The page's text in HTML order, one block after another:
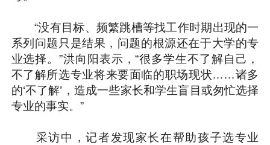
“没有目标、频繁跳槽等找工作时期出现的一
系列问题只是结果，问题的根源还在于大学的专
业选择。”洪向阳表示，“很多学生不了解自己，
不了解所选专业将来要面临的职场现状……诸多
的‘不了解’，造成一些家长和学生盲目或匆忙选择
专业的事实。”
采访中，记者发现家长在帮助孩子选专业